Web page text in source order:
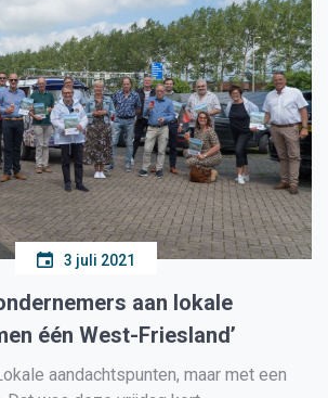
3 juli 2021
aan lokale
één West-Friesland’
aandachtspunten, maar met een